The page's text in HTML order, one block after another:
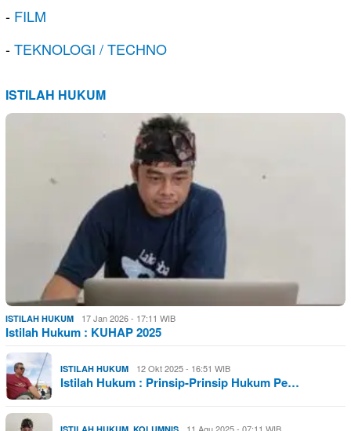
- FILM
-TEKNOLOGI / TECHNO
ISTILAH HUKUM
ISTILAH HUKUM 17 Jan 2026 - 17:11 WIB
Istilah Hukum : KUHAP 2025
ISTILAH HUKUM 12 Okt 2025 - 16:51 WIB
Istilah Hukum : Prinsip-Prinsip Hukum Pe…
11 Agu 2025 - 07:11 WIB